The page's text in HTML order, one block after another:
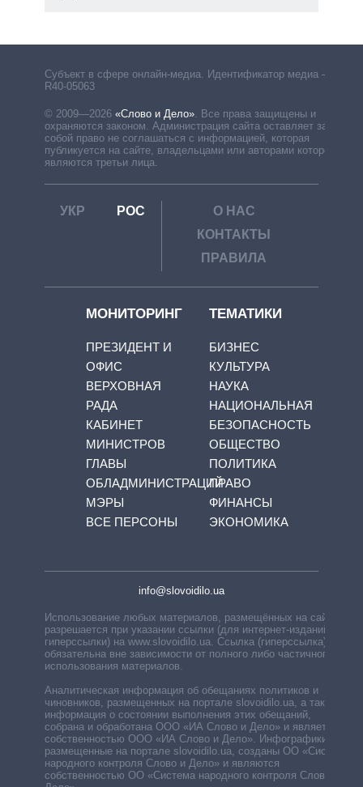
Субъект в сфере онлайн-медиа. Идентификатор медиа –
R40-05063
© 2009—2026 «Слово и Дело». Все права защищены и
охраняются законом. Администрация сайта оставляет за
собой право не соглашаться с информацией, которая
публикуется на сайте, владельцами или авторами которой
являются третьи лица.
УКР РОС
О НАС
КОНТАКТЫ
ПРАВИЛА
МОНИТОРИНГ
ПРЕЗИДЕНТ И
ОФИС
ВЕРХОВНАЯ
РАДА
КАБИНЕТ
МИНИСТРОВ
ГЛАВЫ
ОБЛАДМИНИСТРАЦИЙ
МЭРЫ
ВСЕ ПЕРСОНЫ
ТЕМАТИКИ
БИЗНЕС
КУЛЬТУРА
НАУКА
НАЦИОНАЛЬНАЯ
БЕЗОПАСНОСТЬ
ОБЩЕСТВО
ПОЛИТИКА
ПРАВО
ФИНАНСЫ
ЭКОНОМИКА
info@slovoidilo.ua
Использование любых материалов, размещённых на сайте,
разрешается при указании ссылки (для интернет-изданий —
гиперссылки) на www.slovoidilo.ua. Ссылка (гиперссылка)
обязательна вне зависимости от полного либо частичного
использования материалов.
Аналитическая информация об обещаниях политиков и
чиновников, размещенных на портале slovoidilo.ua, а также
информация о состоянии выполнения этих обещаний,
собрана и обработана ООО «ИА Слово и Дело» и является
собственностью ООО «ИА Слово и Дело». Инфографики,
размещенные на портале slovoidilo.ua, созданы ОО «Система
народного контроля Слово и Дело» и являются
собственностью ОО «Система народного контроля Слово и